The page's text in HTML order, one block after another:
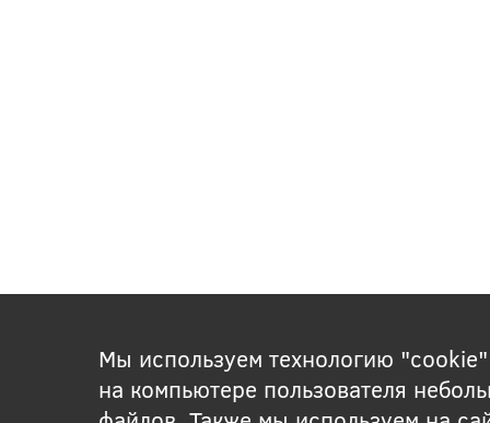
Мы используем технологию
на компьютере пользователя